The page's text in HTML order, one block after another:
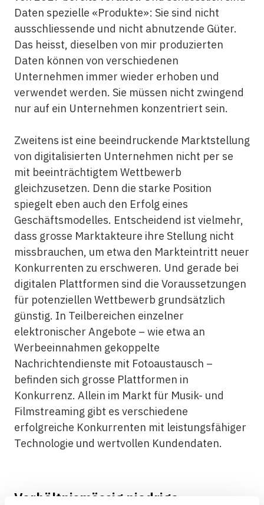
Daten spezielle «Produkte»: Sie sind nicht
ausschliessende und nicht abnutzende Güter.
Das heisst, dieselben von mir produzierten
Daten können von verschiedenen
Unternehmen immer wieder erhoben und
verwendet werden. Sie müssen nicht zwingend
nur auf ein Unternehmen konzentriert sein.
Zweitens ist eine beeindruckende Marktstellung
von digitalisierten Unternehmen nicht per se
mit beeinträchtigtem Wettbewerb
gleichzusetzen. Denn die starke Position
spiegelt eben auch den Erfolg eines
Geschäftsmodelles. Entscheidend ist vielmehr,
dass grosse Marktakteure ihre Stellung nicht
missbrauchen, um etwa den Markteintritt neuer
Konkurrenten zu erschweren. Und gerade bei
digitalen Plattformen sind die Voraussetzungen
für potenziellen Wettbewerb grundsätzlich
günstig. In Teilbereichen einzelner
elektronischer Angebote – wie etwa an
Werbeeinnahmen gekoppelte
Nachrichtendienste mit Fotoaustausch –
befinden sich grosse Plattformen in
Konkurrenz. Allein im Markt für Musik- und
Filmstreaming gibt es verschiedene
erfolgreiche Konkurrenten mit leistungsfähiger
Technologie und wertvollen Kundendaten.
Verhältnismässig niedrige